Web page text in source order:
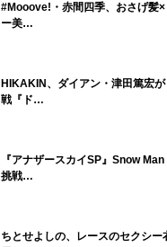
#Mooove!・赤間四季、おさげ髪
ー美…
HIKAKIN、ダイアン・津田篤宏
戦『ド…
『アナザースカイSP』Snow
挑戦…
ちとせよしの、レースのセクシー